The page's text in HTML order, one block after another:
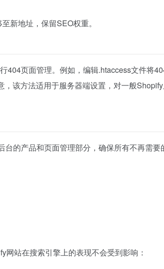
新地址，保留SEO权重。
404页面管理。例如，编辑.htaccess文件将
该方法适用于服务器端设置，对一般
的产品和页面管理部分，确保所有不再需要
站在搜索引擎上的表现不会受到影响：